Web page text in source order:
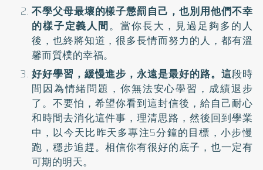
不學父母最壞的樣子懲罰自己，也別用他們不幸
的樣子定義人間。當你長大，見過足夠多的人
後，也終將知道，很多長情而努力的人，都有溫
馨而質樸的幸福。
好好學習，緩慢進步，永遠是最好的路。這段時
間因為情緒問題，你無法安心學習，成績退步
了。不要怕，希望你看到這封信後，給自己耐心
和時間去消化這件事，理清思路，然後回到學業
中，以今天比昨天多專注5分鐘的目標，小步慢
跑，穩步追趕。相信你有很好的底子，也一定有
可期的明天。